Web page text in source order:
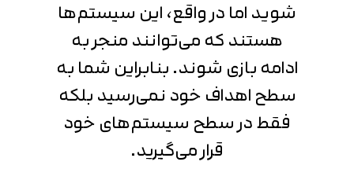
شوید اما در واقع، این سیستم‌ها
هستند که می‌توانند منجر به
ادامه بازی شوند. بنابراین شما به
سطح اهداف خود نمی‌رسید بلکه
فقط در سطح سیستم‌های خود
قرار می‌گیرید.
تایید کد